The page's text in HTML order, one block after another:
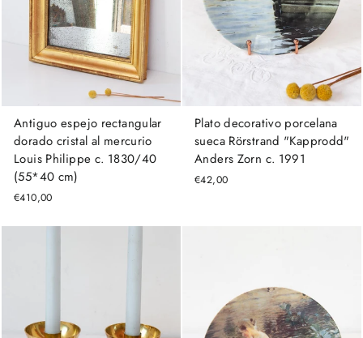
Antiguo espejo rectangular
dorado cristal al mercurio
Louis Philippe c. 1830/40
(55*40 cm)
€410,00
Plato decorativo porcelana
sueca Rörstrand "Kapprodd"
Anders Zorn c. 1991
€42,00